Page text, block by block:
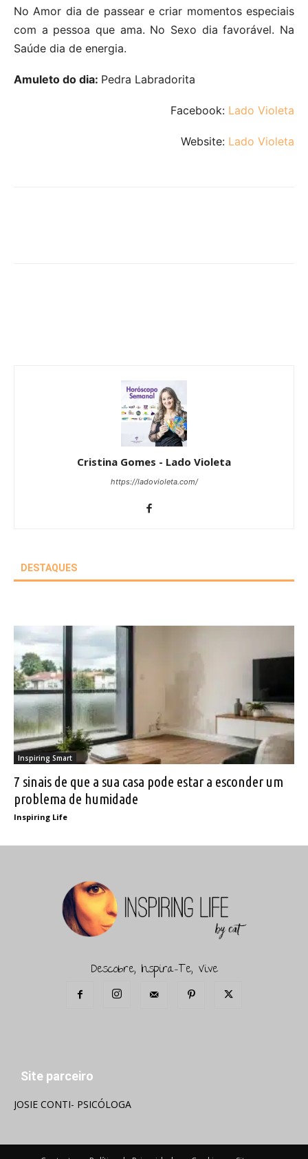
No Amor dia de passear e criar momentos especiais
com a pessoa que ama. No Sexo dia favorável. Na
Saúde dia de energia.
Amuleto do dia: Pedra Labradorita
Facebook: Lado Violeta
Website: Lado Violeta
Cristina Gomes - Lado Violeta
https://ladovioleta.com/
DESTAQUES
Inspiring Smart
7 sinais de que a sua casa pode estar a esconder um
problema de humidade
Inspiring Life
Descobre, Inspira-Te, Vive
Site parceiro
JOSIE CONTI- PSICÓLOGA